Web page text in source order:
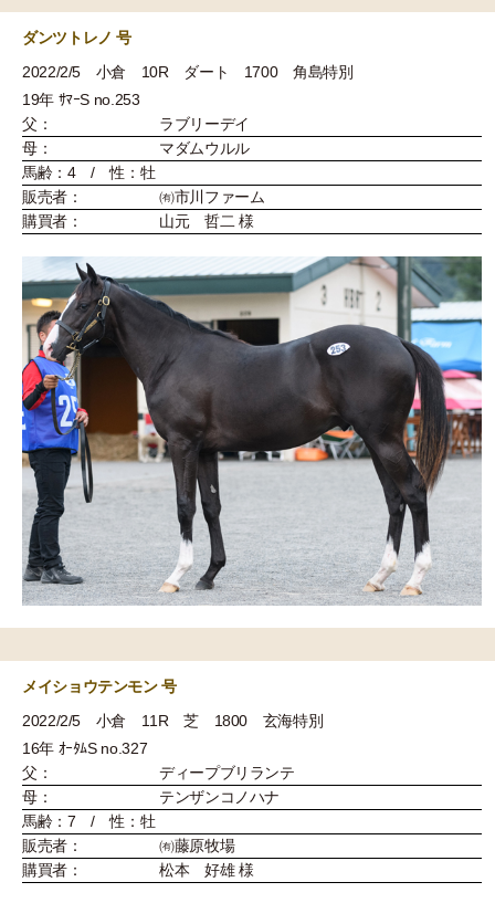
ダンツトレノ 号
2022/2/5 小倉 10R ダート 1700 角島特別
19年 ｻﾏｰS no.253
父：
ラブリーデイ
母：
マダムウルル
馬齢：4 / 性：牡
販売者：
㈲市川ファーム
購買者：
山元 哲二 様
メイショウテンモン 号
2022/2/5 小倉 11R 芝 1800 玄海特別
16年 ｵｰﾀﾑS no.327
父：
ディープブリランテ
母：
テンザンコノハナ
馬齢：7 / 性：牡
販売者：
㈲藤原牧場
購買者：
松本 好雄 様